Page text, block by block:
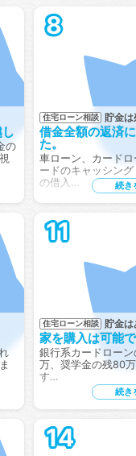
の
8
住宅ローン相談 貯金は
借金全額の返済
た。
車ローン、カード
ードのキャッシン
の借入…
続き
11
住宅ローン相談 貯金は
家を購入は可能
銀行系カードロー
万、奨学金の残80
す…
続き
14